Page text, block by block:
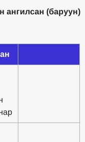
ангилсан (баруун)